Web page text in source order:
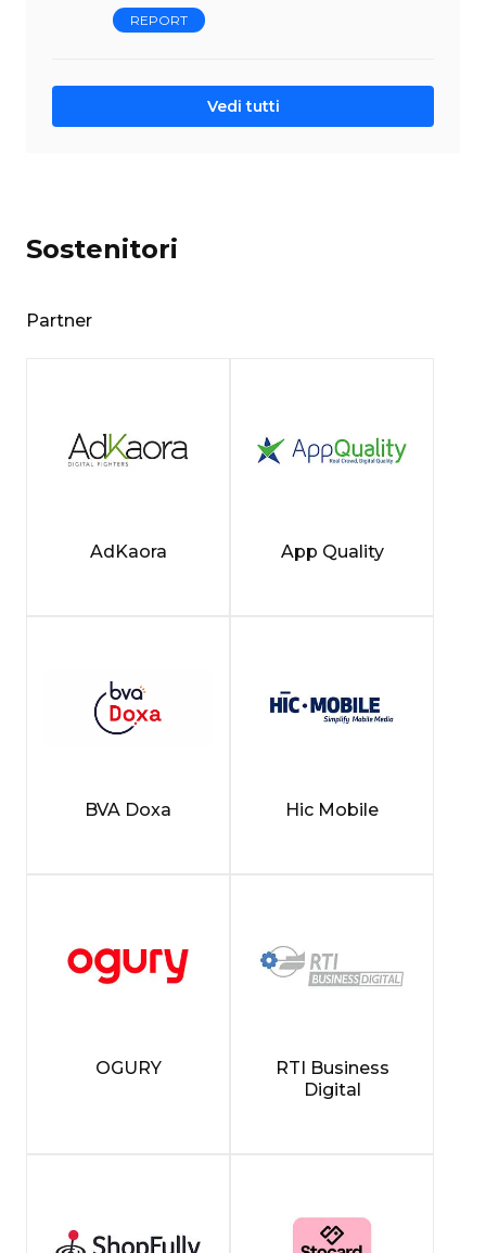
REPORT
Vedi tutti
Sostenitori
Partner
AdKaora App Quality
BVA Doxa Hic Mobile
OGURY
RTI Business
Digital